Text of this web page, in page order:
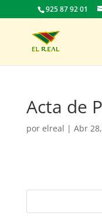
925 87 92 01
Acta de
por elreal | Abr